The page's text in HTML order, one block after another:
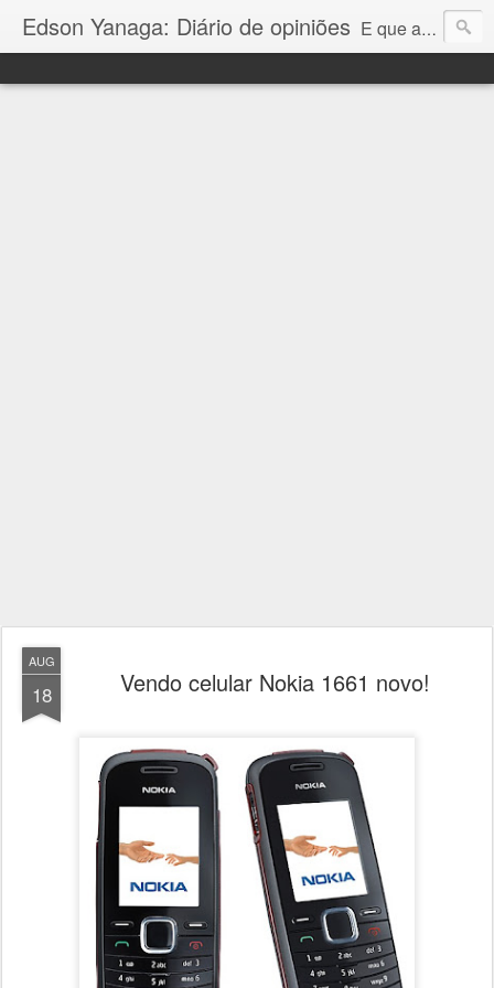
Edson Yanaga: Diário de opiniões E que a força esteja conosco!
AUG
18 Vendo celular Nokia 1661 novo!